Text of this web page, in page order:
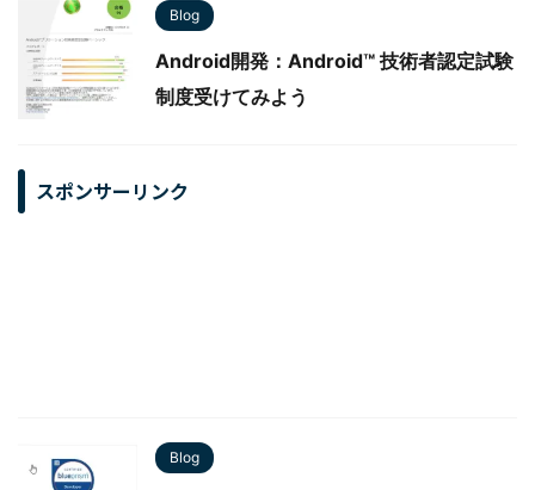
Blog
Android開発：Android™ 技術者認定試験
制度受けてみよう
スポンサーリンク
Blog